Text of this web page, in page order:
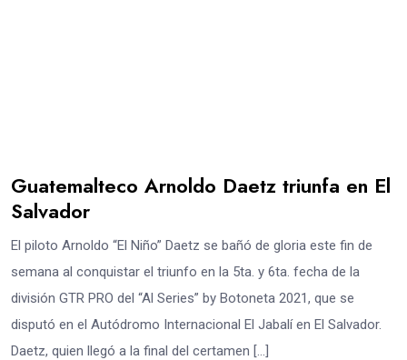
Guatemalteco Arnoldo Daetz triunfa en El
Salvador
El piloto Arnoldo “El Niño” Daetz se bañó de gloria este fin de
semana al conquistar el triunfo en la 5ta. y 6ta. fecha de la
división GTR PRO del “Al Series” by Botoneta 2021, que se
disputó en el Autódromo Internacional El Jabalí en El Salvador.
Daetz, quien llegó a la final del certamen […]